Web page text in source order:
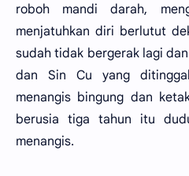
roboh mandi darah,
menjatuhkan diri berlutut
sudah tidak bergerak lagi
dan Sin Cu yang
menangis bingung dan
berusia tiga tahun itu
menangis.